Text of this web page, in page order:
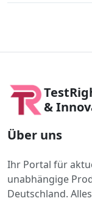
&
Über uns
Ihr Portal für
unabhängige
Deutschland.